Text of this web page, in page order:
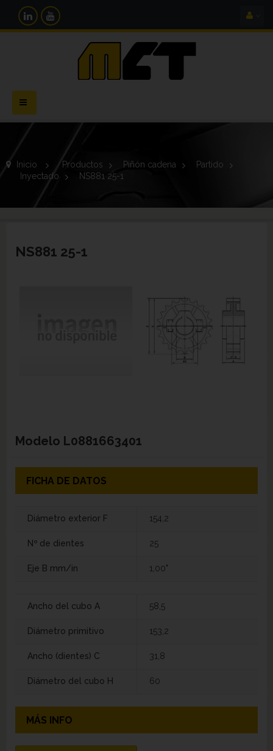
Navegación
Toggle
Inicio > Productos > Piñón cadena >
Partido
Inyectado > NS881 25-1
NS881 25-1
Modelo L0881663401
FICHA DE DATOS
Diámetro exterior F 154,2
Nº de dientes 25
Eje B mm/in 1,00"
Ancho del cubo A 58,5
Diámetro primitivo 153,2
Ancho (dientes) C 31,8
Diámetro del cubo H 60
MÁS INFO